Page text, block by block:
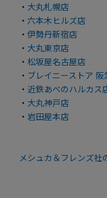
・ 大丸札幌店
・ 六本木ヒルズ店
・ 伊勢丹新宿店
・ 大丸東京店
・ 松坂屋名古屋店
・ ブレイニーストア
・ 近鉄あべのハルカス
・ 大丸神戸店
・ 岩田屋本店
メシュカ＆フレンズ社